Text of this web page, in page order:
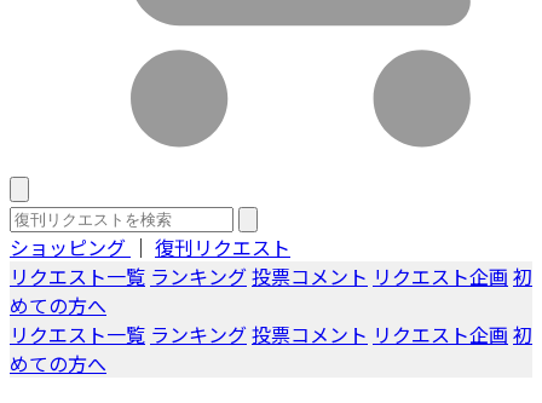
ショッピング ｜ 復刊リクエスト
リクエスト一覧 ランキング投票コメント リクエスト企画 初
めての方へ
リクエスト一覧 ランキング投票コメント リクエスト企画 初
めての方へ